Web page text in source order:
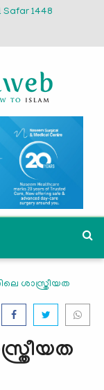
Safar 1448
ശാസ്ത്രീയത